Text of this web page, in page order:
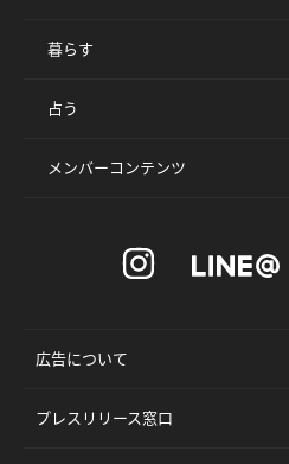
暮らす
占う
メンバーコンテンツ
広告について
プレスリリース窓口